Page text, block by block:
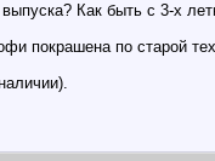
Как быть с 3-х
покрашена по старой